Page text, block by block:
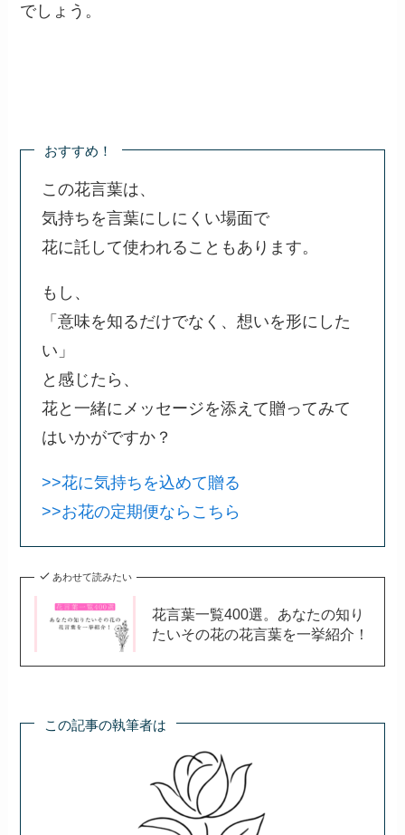
でしょう。
おすすめ！
この花言葉は、
気持ちを言葉にしにくい場面で
花に託して使われることもあります。
もし、
「意味を知るだけでなく、想いを形にした
い」
と感じたら、
花と一緒にメッセージを添えて贈ってみて
はいかがですか？
>>花に気持ちを込めて贈る
>>お花の定期便ならこちら
あわせて読みたい
花言葉一覧400選。あなたの知り
たいその花の花言葉を一挙紹介！
この記事の執筆者は